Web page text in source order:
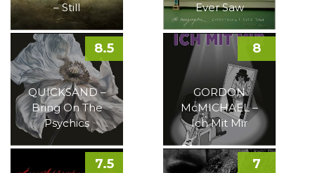
– Still
Ever Saw
QUICKSAND –
Bring On The
Psychics
8.5
GORDON
McMICHAEL –
Ich Mit Mir
8
7.5 7